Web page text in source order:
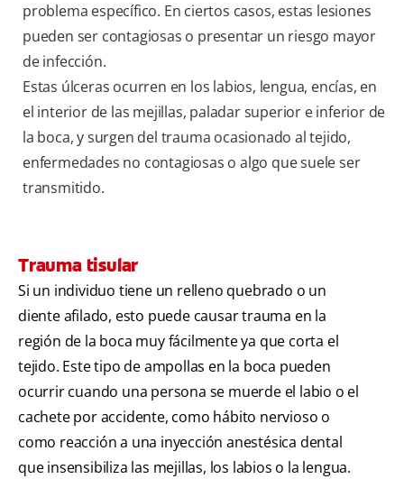
problema específico. En ciertos casos, estas lesiones
pueden ser contagiosas o presentar un riesgo mayor
de infección.
Estas úlceras ocurren en los labios, lengua, encías, en
el interior de las mejillas, paladar superior e inferior de
la boca, y surgen del trauma ocasionado al tejido,
enfermedades no contagiosas o algo que suele ser
transmitido.
Trauma tisular
Si un individuo tiene un relleno quebrado o un
diente afilado, esto puede causar trauma en la
región de la boca muy fácilmente ya que corta el
tejido. Este tipo de ampollas en la boca pueden
ocurrir cuando una persona se muerde el labio o el
cachete por accidente, como hábito nervioso o
como reacción a una inyección anestésica dental
que insensibiliza las mejillas, los labios o la lengua.